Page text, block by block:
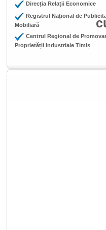
Direcția Relații Economice
Registrul Național de
Mobiliară
Centrul Regional de
Proprietății Industriale Timiș